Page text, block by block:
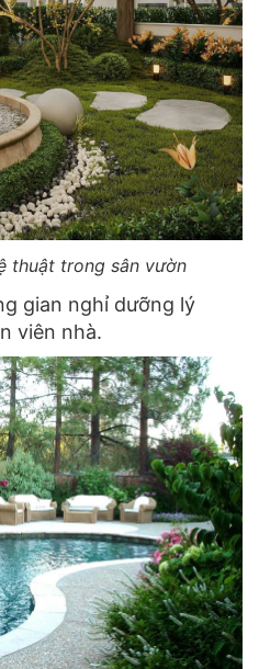
thuật trong sân vườn
gian nghỉ dưỡng lý
viên nhà.